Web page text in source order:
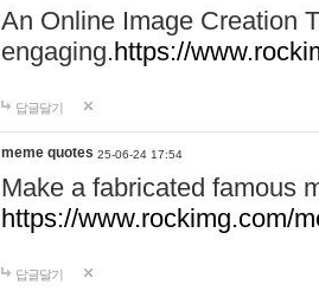
An Online Image Creation
engaging.https://
답글달기
meme quotes 25-06-24 17:54
Make a fabricated famous
https://www.rockimg.com/
답글달기